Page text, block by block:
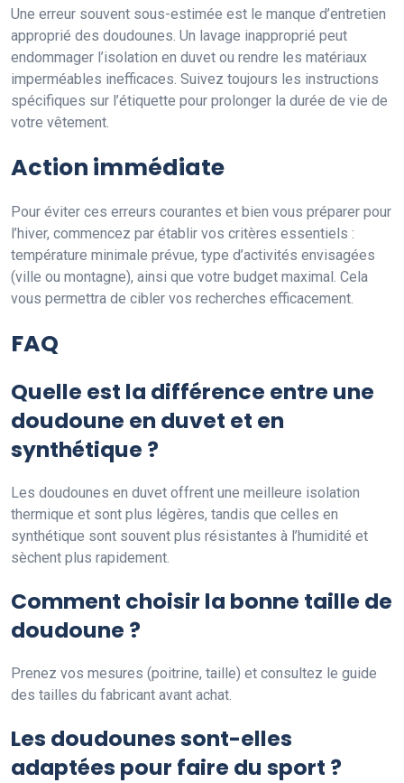
Une erreur souvent sous-estimée est le manque d’entretien
approprié des doudounes. Un lavage inapproprié peut
endommager l’isolation en duvet ou rendre les matériaux
imperméables inefficaces. Suivez toujours les instructions
spécifiques sur l’étiquette pour prolonger la durée de vie de
votre vêtement.
Action immédiate
Pour éviter ces erreurs courantes et bien vous préparer pour
l’hiver, commencez par établir vos critères essentiels :
température minimale prévue, type d’activités envisagées
(ville ou montagne), ainsi que votre budget maximal. Cela
vous permettra de cibler vos recherches efficacement.
FAQ
Quelle est la différence entre une
doudoune en duvet et en
synthétique ?
Les doudounes en duvet offrent une meilleure isolation
thermique et sont plus légères, tandis que celles en
synthétique sont souvent plus résistantes à l’humidité et
sèchent plus rapidement.
Comment choisir la bonne taille de
doudoune ?
Prenez vos mesures (poitrine, taille) et consultez le guide
des tailles du fabricant avant achat.
Les doudounes sont-elles
adaptées pour faire du sport ?